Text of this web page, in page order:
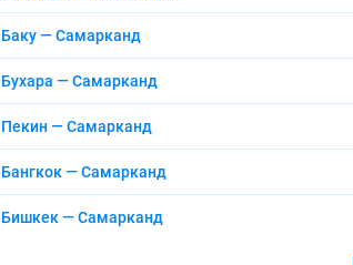
Баку — Самарканд
Бухара — Самарканд
Пекин — Самарканд
Бангкок — Самарканд
Бишкек — Самарканд